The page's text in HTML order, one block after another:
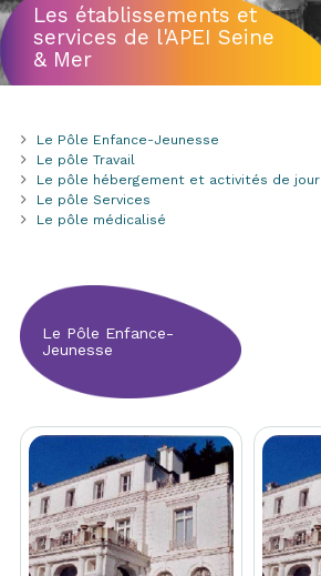
Les établissements et
services de l'APEI Seine
& Mer
Le Pôle Enfance-Jeunesse
Le pôle Travail
Le pôle hébergement et activités de jour
Le pôle Services
Le pôle médicalisé
Le Pôle Enfance-
Jeunesse